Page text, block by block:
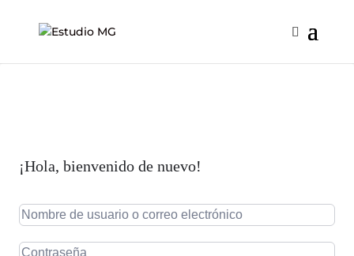
¡Hola, bienvenido de nuevo!